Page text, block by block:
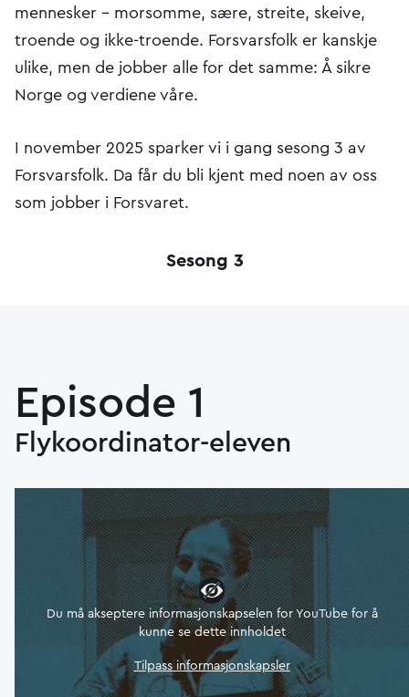
mennesker – morsomme, sære, streite, skeive,
troende og ikke-troende. Forsvarsfolk er kanskje
ulike, men de jobber alle for det samme: Å sikre
Norge og verdiene våre.
I november 2025 sparker vi i gang sesong 3 av
Forsvarsfolk. Da får du bli kjent med noen av oss
som jobber i Forsvaret.
Sesong 3
Episode 1
Flykoordinator-eleven
Du må akseptere informasjonskapselen for YouTube for å
kunne se dette innholdet
Tilpass informasjonskapsler